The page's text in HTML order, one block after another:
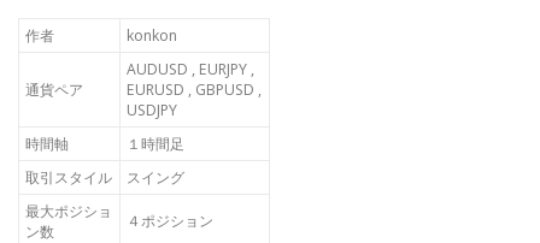
作者 konkon
通貨ペア
AUDUSD , EURJPY ,
EURUSD , GBPUSD ,
USDJPY
時間軸
１時間足
取引スタイル
スイング
最大ポジショ
ン数
４ポジション